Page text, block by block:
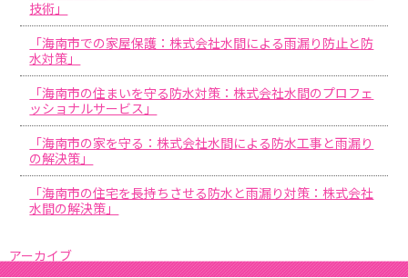
技術」
「海南市での家屋保護：株式会社水間による雨漏り防止と防
水対策」
「海南市の住まいを守る防水対策：株式会社水間のプロフェ
ッショナルサービス」
「海南市の家を守る：株式会社水間による防水工事と雨漏り
の解決策」
「海南市の住宅を長持ちさせる防水と雨漏り対策：株式会社
水間の解決策」
アーカイブ